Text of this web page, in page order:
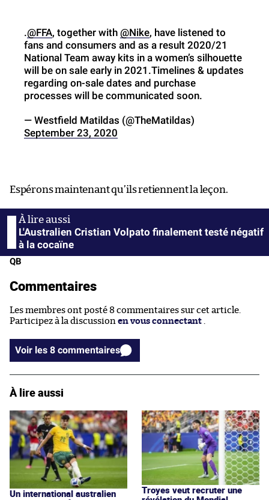
.@FFA, together with @Nike, have listened to
fans and consumers and as a result 2020/21
National Team away kits in a women’s silhouette
will be on sale early in 2021.Timelines & updates
regarding on-sale dates and purchase
processes will be communicated soon.
— Westfield Matildas (@TheMatildas)
September 23, 2020
Espérons maintenant qu’ils retiennent la leçon.
L'Australien Cristian Volpato finalement testé négatif
à la cocaïne
QB
Commentaires
Les membres ont posté 8 commentaires sur cet article.
Participez à la discussion en vous connectant
Voir les 8 commentaires
À lire aussi
Un international australien
Troyes veut recruter une